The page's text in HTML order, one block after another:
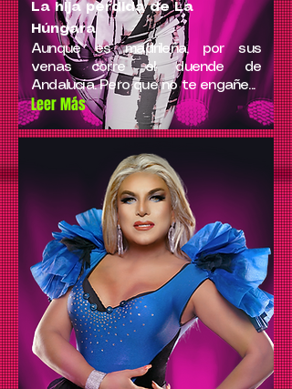
La hija perdida de La
Húngara
Aunque es madrileña, por sus
venas corre el duende de
Andalucía. Pero que no te engañe...
Leer Más